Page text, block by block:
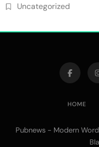
Uncategorized
HOME
Pubnews - Modern